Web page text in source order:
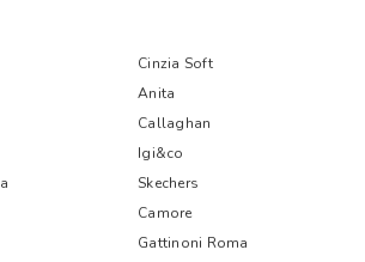
Cinzia Soft
Anita
Callaghan
Igi&co
Skechers
Camore
Gattinoni Roma